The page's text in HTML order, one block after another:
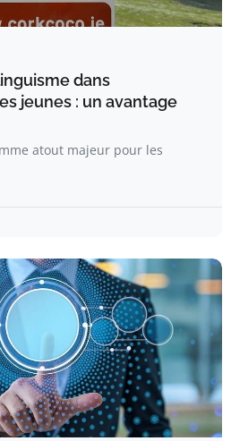
dans
jeunes : un avantage
atout majeur pour les